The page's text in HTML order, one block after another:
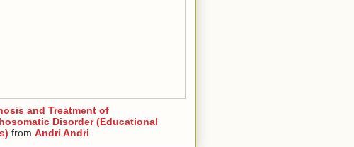
and Treatment of
Disorder (Educational
from Andri Andri